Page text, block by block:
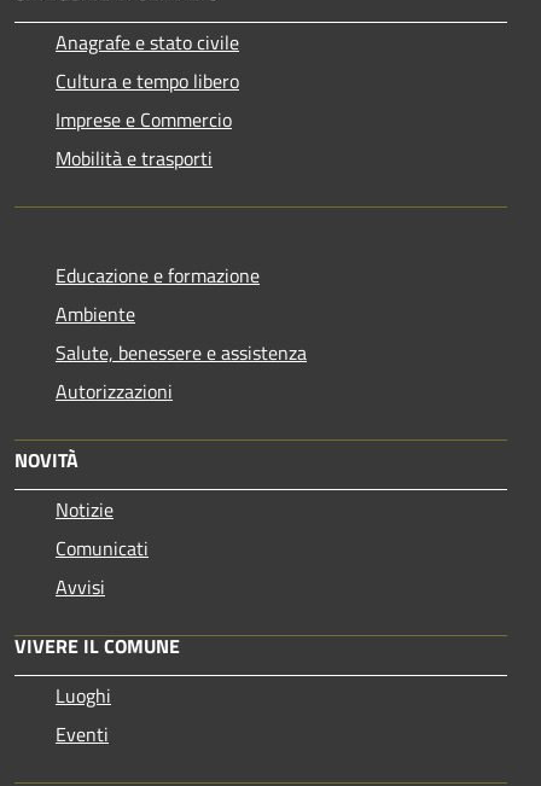
Anagrafe e stato civile
Cultura e tempo libero
Imprese e Commercio
Mobilità e trasporti
Educazione e formazione
Ambiente
Salute, benessere e assistenza
Autorizzazioni
NOVITÀ
Notizie
Comunicati
Avvisi
VIVERE IL COMUNE
Luoghi
Eventi